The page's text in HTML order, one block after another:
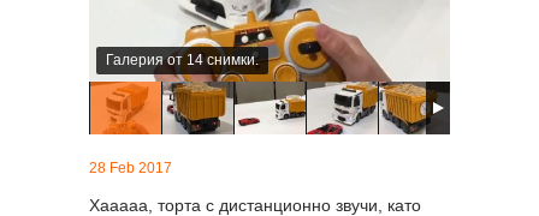
Галерия от 14 снимки.
28 Feb 2017
Хааааа, торта с дистанционно звучи, като